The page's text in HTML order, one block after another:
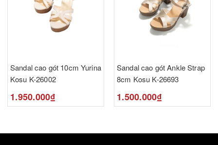
Sandal cao gót 10cm Yurina
Kosu K-26002
1.950.000₫
Sandal cao gót Ankle Strap
8cm Kosu K-26693
1.500.000₫